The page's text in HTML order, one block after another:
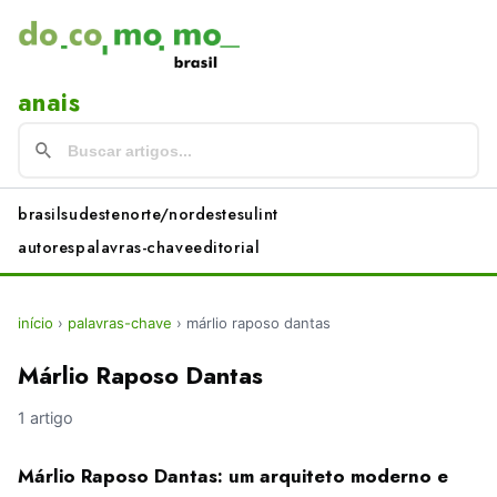
anais
brasilsudestenorte/nordestesulint
autorespalavras-chaveeditorial
início › palavras-chave › márlio raposo dantas
Márlio Raposo Dantas
1 artigo
Márlio Raposo Dantas: um arquiteto moderno e